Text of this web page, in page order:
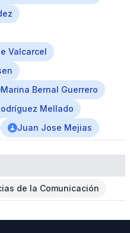
Valcarcel
Marina Bernal Guerrero
Mellado
Juan Jose Mejias
de la Comunicación